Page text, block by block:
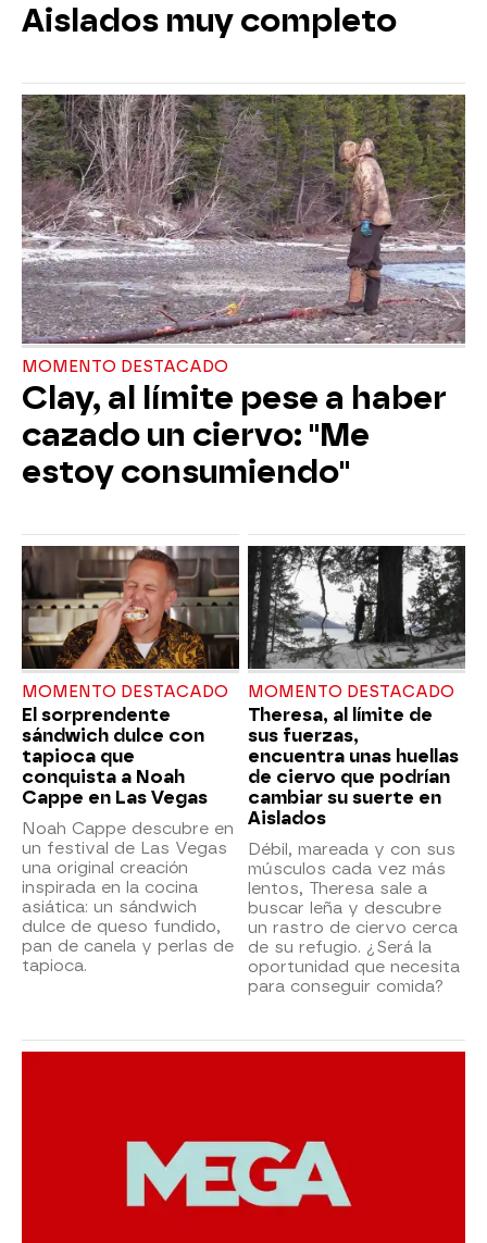
Aislados muy completo
MOMENTO DESTACADO
Clay, al límite pese a haber
cazado un ciervo: "Me
estoy consumiendo"
MOMENTO DESTACADO
El sorprendente
sándwich dulce con
tapioca que
conquista a Noah
Cappe en Las Vegas
Noah Cappe descubre en
un festival de Las Vegas
una original creación
inspirada en la cocina
asiática: un sándwich
dulce de queso fundido,
pan de canela y perlas de
tapioca.
MOMENTO DESTACADO
Theresa, al límite de
sus fuerzas,
encuentra unas huellas
de ciervo que podrían
cambiar su suerte en
Aislados
Débil, mareada y con sus
músculos cada vez más
lentos, Theresa sale a
buscar leña y descubre
un rastro de ciervo cerca
de su refugio. ¿Será la
oportunidad que necesita
para conseguir comida?